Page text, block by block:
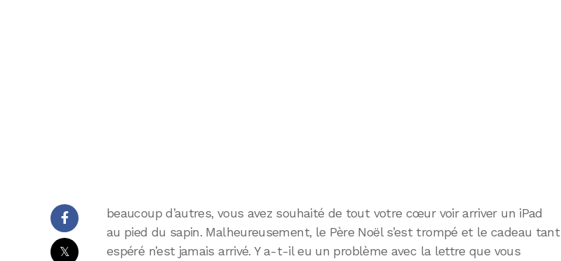
𝕏
beaucoup d’autres, vous avez souhaité de tout votre cœur voir arriver un iPad
au pied du sapin. Malheureusement, le Père Noël s’est trompé et le cadeau tant
espéré n’est jamais arrivé. Y a-t-il eu un problème avec la lettre que vous